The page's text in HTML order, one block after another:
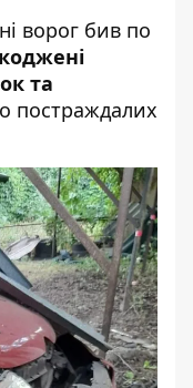
ворог бив по
та
постраждалих